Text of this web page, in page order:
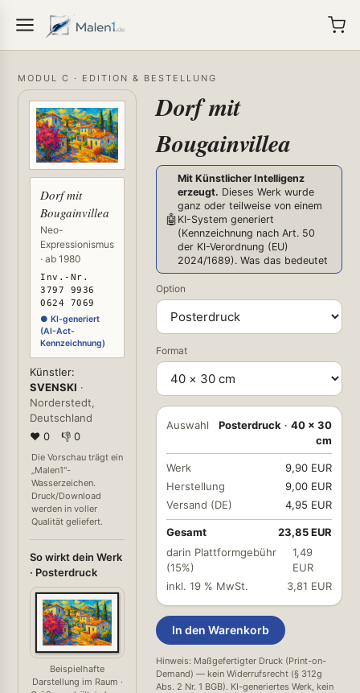
MODUL C · EDITION & BESTELLUNG
Dorf mit
Bougainvillea
Neo-
Expressionismus
· ab 1980
Inv.-Nr.
3797 9936
0624 7069
● KI-generiert
(AI-Act-
Kennzeichnung)
Künstler:
SVENSKI ·
Norderstedt,
Deutschland
❤ 0
👎 0
Die Vorschau trägt ein
„Malen1"-
Wasserzeichen.
Druck/Download
werden in voller
Qualität geliefert.
So wirkt dein Werk
· Posterdruck
Beispielhafte
Darstellung im Raum ·
Dorf mit
Bougainvillea
🤖
Mit Künstlicher Intelligenz
erzeugt. Dieses Werk wurde
ganz oder teilweise von einem
KI-System generiert
(Kennzeichnung nach Art. 50
der KI-Verordnung (EU)
2024/1689). Was das bedeutet
Option
Format
Auswahl Posterdruck · 40 × 30
cm
Werk
9,90 EUR
Herstellung
9,00 EUR
Versand (DE)
4,95 EUR
Gesamt
23,85 EUR
darin Plattformgebühr
(15%)
1,49
EUR
inkl. 19 % MwSt.
3,81 EUR
In den Warenkorb
Hinweis: Maßgefertigter Druck (Print-on-
Demand) — kein Widerrufsrecht (§ 312g
Abs. 2 Nr. 1 BGB). KI-generiertes Werk, kein